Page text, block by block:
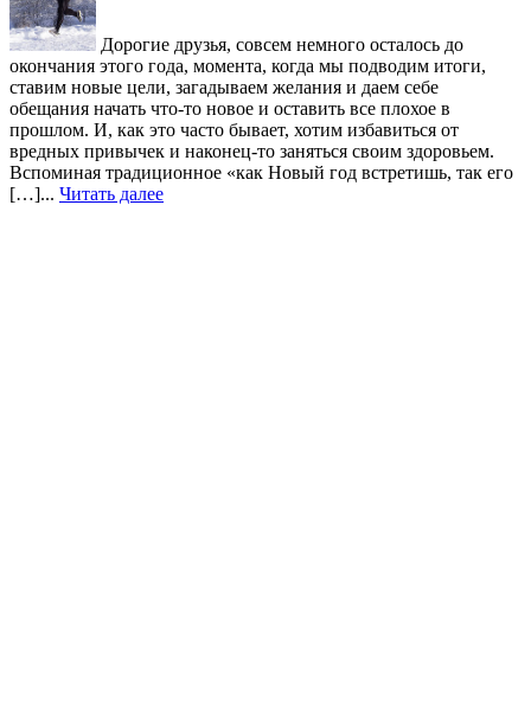
Дорогие друзья, совсем немного осталось до
окончания этого года, момента, когда мы подводим итоги,
ставим новые цели, загадываем желания и даем себе
обещания начать что-то новое и оставить все плохое в
прошлом. И, как это часто бывает, хотим избавиться от
вредных привычек и наконец-то заняться своим здоровьем.
Вспоминая традиционное «как Новый год встретишь, так его
[…]... Читать далее